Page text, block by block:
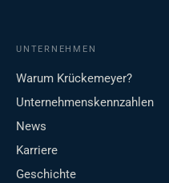
UNTERNEHMEN
Warum Krückemeyer?
Unternehmenskennzahlen
News
Karriere
Geschichte